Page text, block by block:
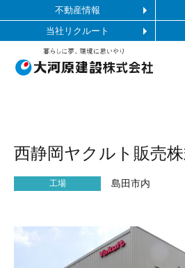
不動産情報
当社リクルート
施工ギャラリー
事業内容
西静岡ヤクルト販売
工場 島田市内